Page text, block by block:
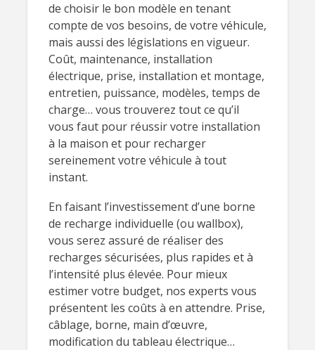
de choisir le bon modèle en tenant
compte de vos besoins, de votre véhicule,
mais aussi des législations en vigueur.
Coût, maintenance, installation
électrique, prise, installation et montage,
entretien, puissance, modèles, temps de
charge… vous trouverez tout ce qu’il
vous faut pour réussir votre installation
à la maison et pour recharger
sereinement votre véhicule à tout
instant.
En faisant l’investissement d’une borne
de recharge individuelle (ou wallbox),
vous serez assuré de réaliser des
recharges sécurisées, plus rapides et à
l’intensité plus élevée. Pour mieux
estimer votre budget, nos experts vous
présentent les coûts à en attendre. Prise,
câblage, borne, main d’œuvre,
modification du tableau électrique…